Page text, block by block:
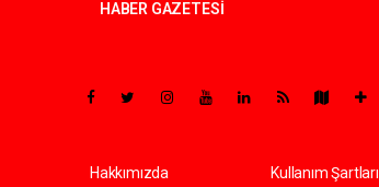
Hakkımızda
Kullanım Şartları